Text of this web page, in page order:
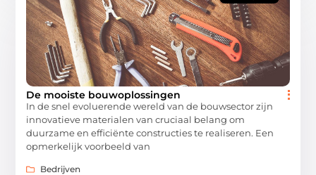
De mooiste bouwoplossingen
In de snel evoluerende wereld van de bouwsector zijn
innovatieve materialen van cruciaal belang om
duurzame en efficiënte constructies te realiseren. Een
opmerkelijk voorbeeld van
Bedrijven